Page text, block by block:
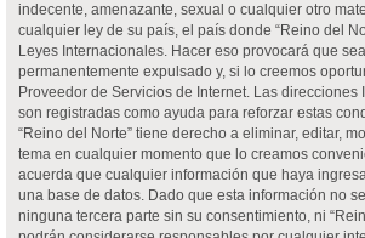
indecente, amenazante, sexual o cualquier otro
cualquier ley de su país, el país donde “Reino del
Leyes Internacionales. Hacer eso provocará que
permanentemente expulsado y, si lo creemos
Proveedor de Servicios de Internet. Las direcciones
son registradas como ayuda para reforzar estas
“Reino del Norte” tiene derecho a eliminar, editar,
tema en cualquier momento que lo creamos
acuerda que cualquier información que haya
una base de datos. Dado que esta información no
ninguna tercera parte sin su consentimiento, ni